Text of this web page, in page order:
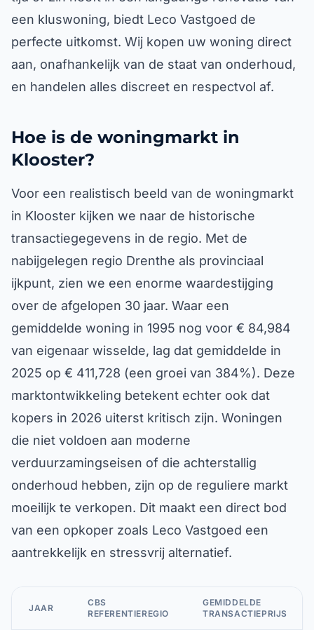
een kluswoning, biedt Leco Vastgoed de
perfecte uitkomst. Wij kopen uw woning direct
aan, onafhankelijk van de staat van onderhoud,
en handelen alles discreet en respectvol af.
Hoe is de woningmarkt in
Klooster?
Voor een realistisch beeld van de woningmarkt
in Klooster kijken we naar de historische
transactiegegevens in de regio. Met de
nabijgelegen regio Drenthe als provinciaal
ijkpunt, zien we een enorme waardestijging
over de afgelopen 30 jaar. Waar een
gemiddelde woning in 1995 nog voor € 84,984
van eigenaar wisselde, lag dat gemiddelde in
2025 op € 411,728 (een groei van 384%). Deze
marktontwikkeling betekent echter ook dat
kopers in 2026 uiterst kritisch zijn. Woningen
die niet voldoen aan moderne
verduurzamingseisen of die achterstallig
onderhoud hebben, zijn op de reguliere markt
moeilijk te verkopen. Dit maakt een direct bod
van een opkoper zoals Leco Vastgoed een
aantrekkelijk en stressvrij alternatief.
JAAR
CBS
REFERENTIEREGIO
GEMIDDELDE
TRANSACTIEPRIJS